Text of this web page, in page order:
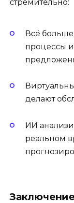
стремительно:
Всё
процессы
делают
ИИ
реальном